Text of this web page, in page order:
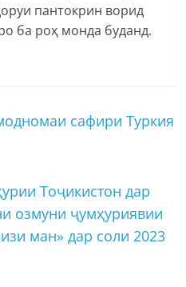
пантокрин ворид
ба роҳ монда буданд.
сафири Туркия
Тоҷикистон дар
озмуни ҷумҳуриявии
ман» дар соли 2023